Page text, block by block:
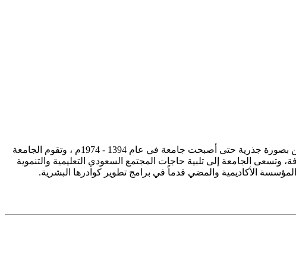
تأسست جامعة الإمام محمد بن سعود الإسلامية ممثلة في كلية الشريعة في سنة 1373هـ 1953م، وتطورت منذ ذلك الحين بصورة جذرية حتى أصبحت جامعة في عام 1394 - 1974م ، وتقوم الجامعة
وتسعى الجامعة إلى تلبية حاجات المجتمع السعودي التعليمية والتنموية
المؤسسة الأكاديمية والمضي قدماً في برامج تطوير كوادرها البشرية.